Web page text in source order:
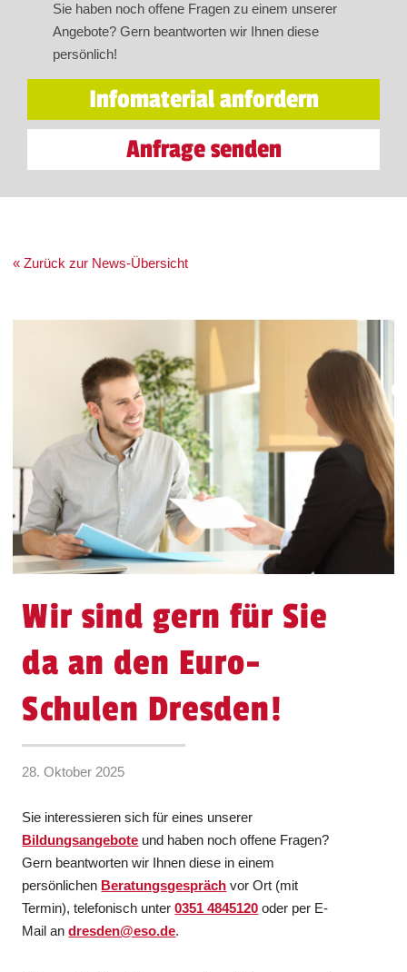
Sie haben noch offene Fragen zu einem unserer
Angebote? Gern beantworten wir Ihnen diese
persönlich!
Infomaterial anfordern
Anfrage senden
« Zurück zur News-Übersicht
Wir sind gern für Sie
da an den Euro-
Schulen Dresden!
28. Oktober 2025
Sie interessieren sich für eines unserer
Bildungsangebote und haben noch offene Fragen?
Gern beantworten wir Ihnen diese in einem
persönlichen Beratungsgespräch vor Ort (mit
Termin), telefonisch unter0351 4845120 oder per E-
Mail andresden@eso.de.